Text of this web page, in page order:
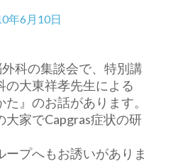
年6月10日
科の集談会で、特別講
の大東祥孝先生による
た』のお話があります。
家でCapgras症状の研
プへもお誘いがありま